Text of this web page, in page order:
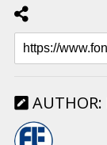
AUTHOR: